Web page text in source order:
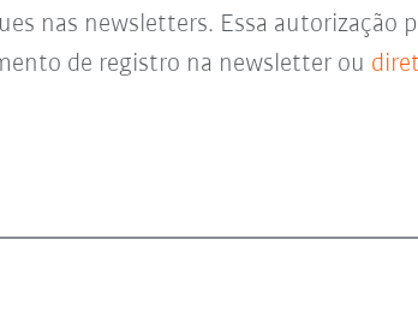
nas newsletters. Essa autorização
de registro na newsletter ou